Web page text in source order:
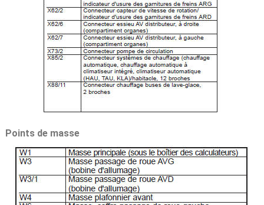
Points de masse